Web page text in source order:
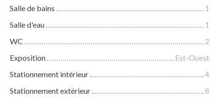
Salle de bains
1
Salle d'eau
1
WC
2
Exposition
Est-Ouest
Stationnement intérieur
4
Stationnement extérieur
8